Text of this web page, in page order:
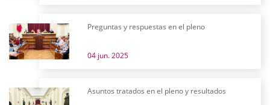
Preguntas y respuestas en el pleno
04 jun. 2025
Asuntos tratados en el pleno y resultados